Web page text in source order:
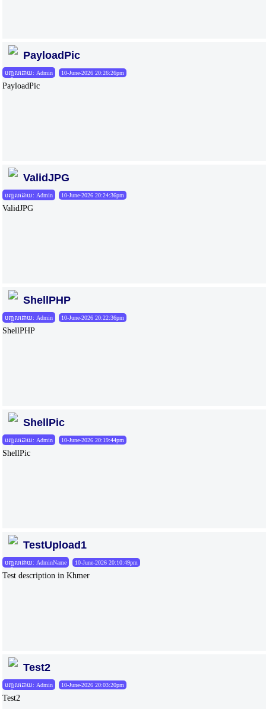
PayloadPic
បញ្ចូលដោយ: Admin 10-June-2026 20:26:26pm
PayloadPic
ValidJPG
បញ្ចូលដោយ: Admin 10-June-2026 20:24:36pm
ValidJPG
ShellPHP
បញ្ចូលដោយ: Admin 10-June-2026 20:22:36pm
ShellPHP
ShellPic
បញ្ចូលដោយ: Admin 10-June-2026 20:19:44pm
ShellPic
TestUpload1
បញ្ចូលដោយ: AdminName 10-June-2026 20:10:49pm
Test description in Khmer
Test2
បញ្ចូលដោយ: Admin 10-June-2026 20:03:20pm
Test2